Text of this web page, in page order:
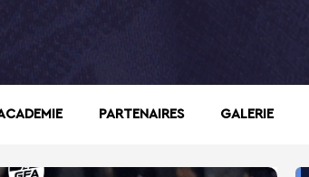
PARTENAIRES GALERIE